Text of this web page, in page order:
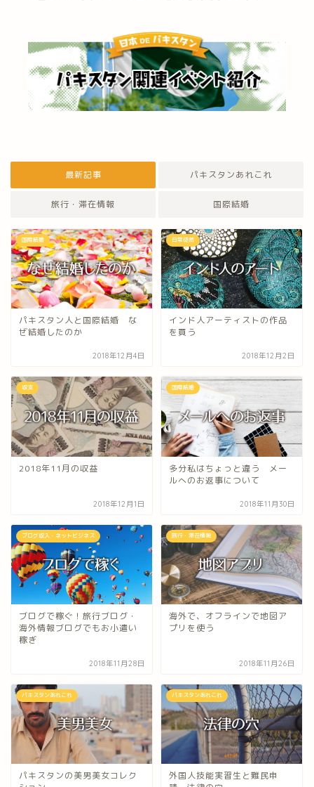
最新記事 パキスタンあれこれ
旅行・滞在情報 国際結婚
国際結婚
パキスタン人と国際結婚 な
ぜ結婚したのか
2018年12月4日
日常徒然
インド人アーティストの作品
を買う
2018年12月2日
収支
2018年11月の収益
2018年12月1日
国際結婚
多分私はちょっと違う メー
ルへのお返事について
2018年11月30日
ブログ収入・ネットビジネス
ブログで稼ぐ！旅行ブログ・
海外情報ブログでもお小遣い
稼ぎ
2018年11月28日
旅行・滞在情報
海外で、オフラインで地図ア
プリを使う
2018年11月26日
パキスタンあれこれ
パキスタンの美男美女コレク
パキスタンあれこれ
外国人技能実習生と難民申